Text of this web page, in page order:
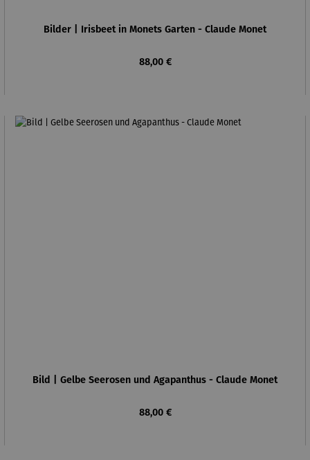
Bilder | Irisbeet in Monets Garten - Claude Monet
Regulärer Preis:
88,00 €
Bild | Gelbe Seerosen und Agapanthus - Claude Monet
Regulärer Preis:
88,00 €